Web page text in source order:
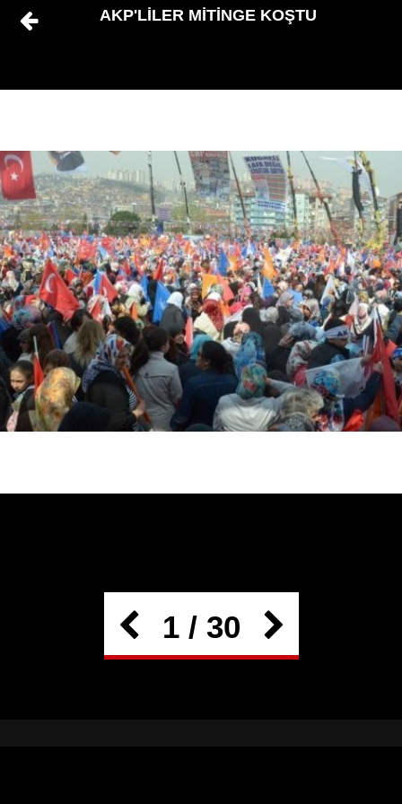
AKP'LİLER MİTİNGE KOŞTU
1 / 30